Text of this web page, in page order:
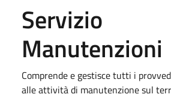
Servizio
Manutenzioni
Comprende e gestisce tutti i
alle attività di manutenzione sul